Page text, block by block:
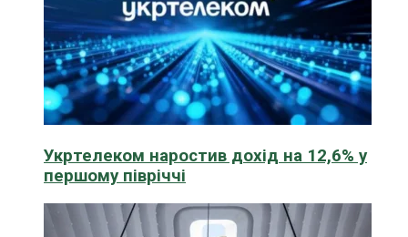
Укртелеком наростив дохід на 12,6% у
першому півріччі